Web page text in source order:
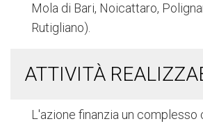
Mola di Bari, Noicattaro,
Rutigliano).
ATTIVITÀ
L'azione finanzia un complesso